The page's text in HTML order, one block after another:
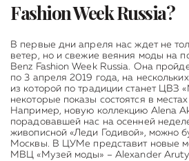
Fashion Week Russia?
В первые дни апреля нас ждет не
ветер, но и свежие веяния моды на
Benz Fashion Week Russia. Она
по 3 апреля 2019 года, на
из которой по традиции станет ЦВЗ
некоторые показы состоятся в
Например, новую коллекцию Alena
порадовавшей нас на осенней
живописной «Леди Годивой», можно
Москвы. В ЦУМе представит новые
МВЦ «Музей моды» – Alexander